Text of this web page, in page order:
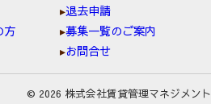
退去申請
方
募集一覧のご案内
お問合せ
© 2026 株式会社賃貸管理マネジメント